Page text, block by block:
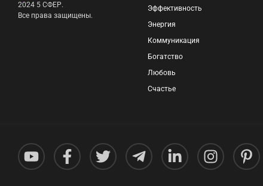
2024 5 СФЕР.
Все права защищены.
Эффективность
Энергия
Коммуникация
Богатство
Любовь
Счастье